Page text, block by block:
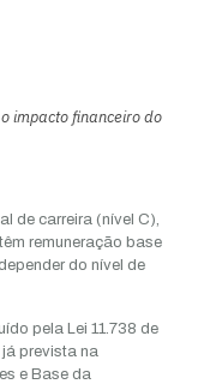
impacto financeiro do
de carreira (nível C),
remuneração base
do nível de
pela Lei 11.738 de
prevista na
e Base da